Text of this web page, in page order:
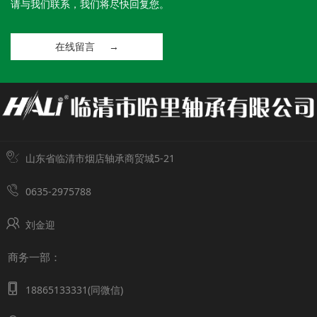
请与我们联系，我们将尽快回复您。
在线留言 →
山东省临清市烟店轴承商贸城5-21
0635-2975788
刘金迎
商务一部：
18865133331(同微信)